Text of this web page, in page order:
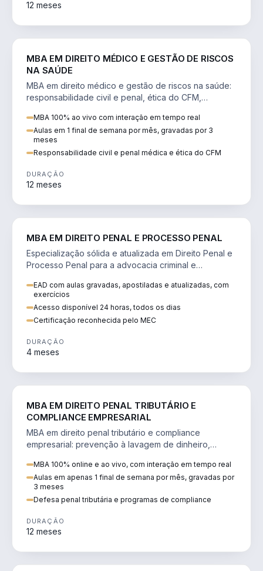
12 meses
MBA EM DIREITO MÉDICO E GESTÃO DE RISCOS
NA SAÚDE
MBA em direito médico e gestão de riscos na saúde:
responsabilidade civil e penal, ética do CFM,
MBA 100% ao vivo com interação em tempo real
Aulas em 1 final de semana por mês, gravadas por 3
meses
Responsabilidade civil e penal médica e ética do CFM
DURAÇÃO
12 meses
MBA EM DIREITO PENAL E PROCESSO PENAL
Especialização sólida e atualizada em Direito Penal e
Processo Penal para a advocacia criminal e
EAD com aulas gravadas, apostiladas e atualizadas, com
exercícios
Acesso disponível 24 horas, todos os dias
Certificação reconhecida pelo MEC
DURAÇÃO
4 meses
MBA EM DIREITO PENAL TRIBUTÁRIO E
COMPLIANCE EMPRESARIAL
MBA em direito penal tributário e compliance
empresarial: prevenção à lavagem de dinheiro,
MBA 100% online e ao vivo, com interação em tempo real
Aulas em apenas 1 final de semana por mês, gravadas por
3 meses
Defesa penal tributária e programas de compliance
DURAÇÃO
12 meses